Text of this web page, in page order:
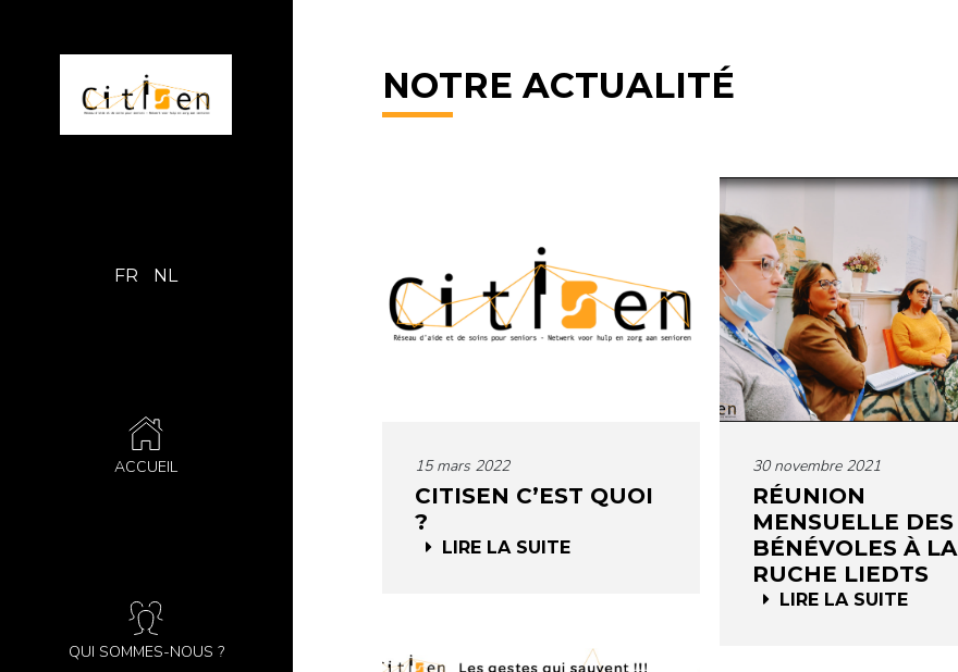
FR NL
ACCUEIL
QUI SOMMES-NOUS ?
NOTRE ACTUALITÉ
15 mars 2022
CITISEN C’EST QUOI
?
LIRE LA SUITE
30 novembre 2021
RÉUNION
MENSUELLE DES
BÉNÉVOLES À LA
RUCHE LIEDTS
LIRE LA SUITE